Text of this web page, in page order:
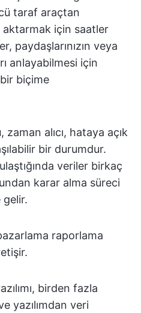
taraf araçtan
için saatler
paydaşlarınızın veya
anlayabilmesi için
biçime
alıcı, hataya açık
bir durumdur.
veriler birkaç
karar alma süreci
gelir.
raporlama
birden fazla
yazılımdan veri